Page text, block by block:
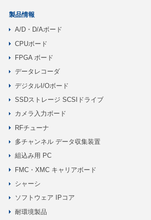
製品情報
A/D・D/Aボード
CPUボード
FPGA ボード
データレコーダ
デジタルI/Oボード
SSDストレージ SCSIドライブ
カメラ入力ボード
RFチューナ
多チャンネル データ収集装置
組込み用 PC
FMC・XMC キャリアボード
シャーシ
ソフトウェア IPコア
耐環境製品